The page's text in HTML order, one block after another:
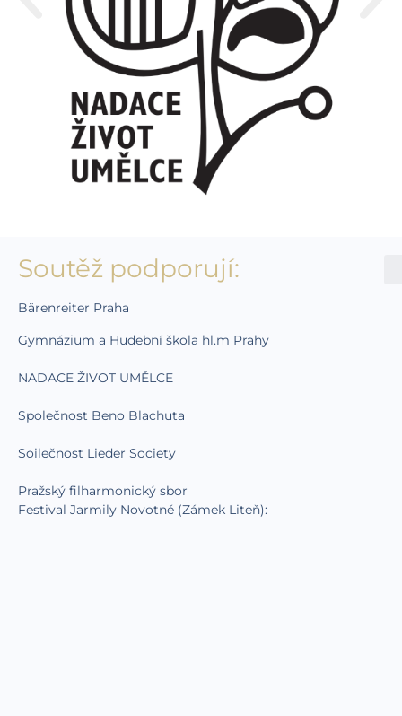
Soutěž podporují:
Bärenreiter Praha
Gymnázium a Hudební škola hl.m Prahy
NADACE ŽIVOT UMĚLCE
Společnost Beno Blachuta
Soilečnost Lieder Society
Pražský filharmonický sbor
Festival Jarmily Novotné (Zámek Liteň):